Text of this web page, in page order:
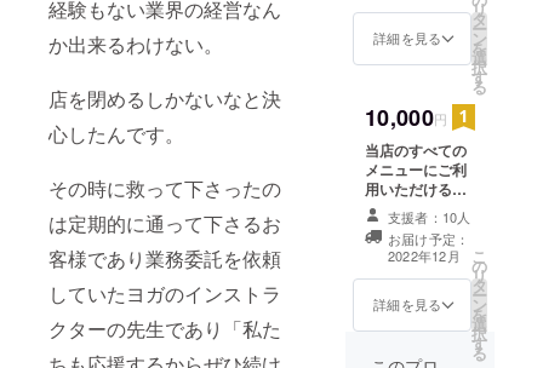
経験もない業界の経営なん
か出来るわけない。
店を閉めるしかないなと決
心したんです。
その時に救って下さったの
は定期的に通って下さるお
客様であり業務委託を依頼
していたヨガのインストラ
クターの先生であり「私た
価格 6,000円）
２２年１２月～
２０２３年５月
（物販は男性の
方でも大丈夫で
ガ教室 1,900円
水素吸入 30
分 700円 鍼
灸 60分
5,800円 アロマ
タッチ 40分
3,500円 物販に
もご使用いただ
けます。 （額面
価格8,000円分）
２２年１２月～
２０２３年５月
詳細を見る
リ
タ
ー
ン
を
選
択
す
る
10,000円
当店のすべての
メニューにご利
用いただける商
品券をお返しし
ます。 （ご利用
は女性の方限定
になります）
（物販は男性の
方でも大丈夫で
ガ教室 1,900円
支援者：10人
お届け予定：
2022年12月
詳細を見る
こ
の
リ
タ
ー
ン
を
選
択
す
る